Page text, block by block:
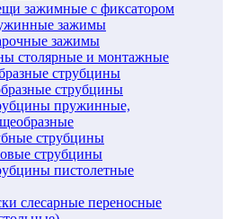
зажимные с фиксатором
зажимы
зажимы
столярные и монтажные
струбцины
струбцины
пружинные,
струбцины
струбцины
пистолетные
слесарные переносные